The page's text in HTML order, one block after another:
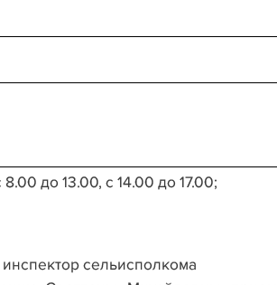
до 13.00, с 14.00 до 17.00;
сельисполкома